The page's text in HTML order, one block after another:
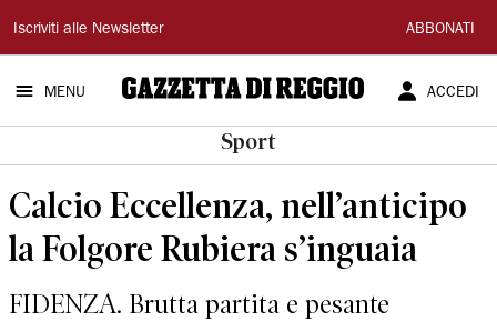
Gazzetta
di
Reggio
Iscriviti alle Newsletter ABBONATI
MENU ACCEDI
Sport
Calcio Eccellenza, nell’anticipo
la Folgore Rubiera s’inguaia
FIDENZA. Brutta partita e pesante